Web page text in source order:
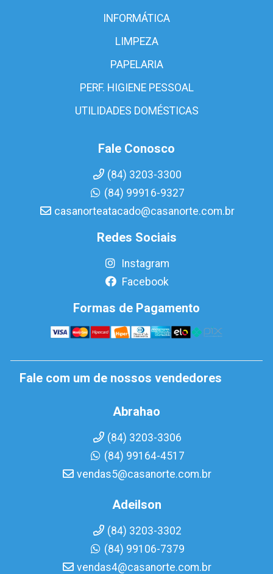
INFORMÁTICA
LIMPEZA
PAPELARIA
PERF. HIGIENE PESSOAL
UTILIDADES DOMÉSTICAS
Fale Conosco
(84) 3203-3300
(84) 99916-9327
casanorteatacado@casanorte.com.br
Redes Sociais
Instagram
Facebook
Formas de Pagamento
Fale com um de nossos vendedores
Abrahao
(84) 3203-3306
(84) 99164-4517
vendas5@casanorte.com.br
Adeilson
(84) 3203-3302
(84) 99106-7379
vendas4@casanorte.com.br